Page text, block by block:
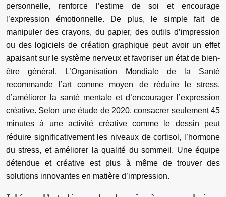
personnelle, renforce l’estime de soi et encourage
l’expression émotionnelle. De plus, le simple fait de
manipuler des crayons, du papier, des outils d’impression
ou des logiciels de création graphique peut avoir un effet
apaisant sur le système nerveux et favoriser un état de bien-
être général. L’Organisation Mondiale de la Santé
recommande l’art comme moyen de réduire le stress,
d’améliorer la santé mentale et d’encourager l’expression
créative. Selon une étude de 2020, consacrer seulement 45
minutes à une activité créative comme le dessin peut
réduire significativement les niveaux de cortisol, l’hormone
du stress, et améliorer la qualité du sommeil. Une équipe
détendue et créative est plus à même de trouver des
solutions innovantes en matière d’impression.